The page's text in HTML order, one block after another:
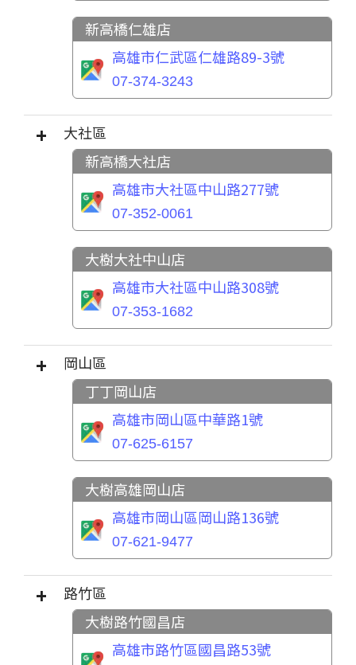
新高橋仁雄店
高雄市仁武區仁雄路89-3號
07-374-3243
大社區
新高橋大社店
高雄市大社區中山路277號
07-352-0061
大樹大社中山店
高雄市大社區中山路308號
07-353-1682
岡山區
丁丁岡山店
高雄市岡山區中華路1號
07-625-6157
大樹高雄岡山店
高雄市岡山區岡山路136號
07-621-9477
路竹區
大樹路竹國昌店
高雄市路竹區國昌路53號